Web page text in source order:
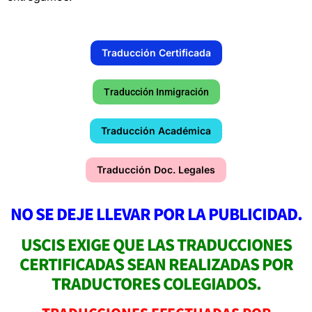
Traducción Certificada
Traducción Inmigración
Traducción Académica
Traducción Doc. Legales
NO SE DEJE LLEVAR POR LA PUBLICIDAD.
USCIS EXIGE QUE LAS TRADUCCIONES
CERTIFICADAS SEAN REALIZADAS POR
TRADUCTORES COLEGIADOS.